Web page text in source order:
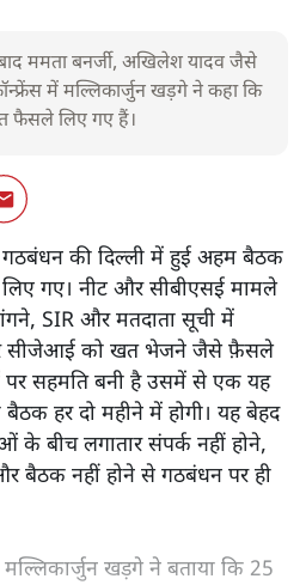
ममता बनर्जी, अखिलेश यादव जैसे
में मल्लिकार्जुन खड़गे ने कहा कि
फैसले लिए गए हैं।
की दिल्ली में हुई अहम बैठक
गए। नीट और सीबीएसई मामले
SIR और मतदाता सूची में
सीजेआई को खत भेजने जैसे फ़ैसले
पर सहमति बनी है उसमें से एक यह
हर दो महीने में होगी। यह बेहद
के बीच लगातार संपर्क नहीं होने,
बैठक नहीं होने से गठबंधन पर ही
खड़गे ने बताया कि 25